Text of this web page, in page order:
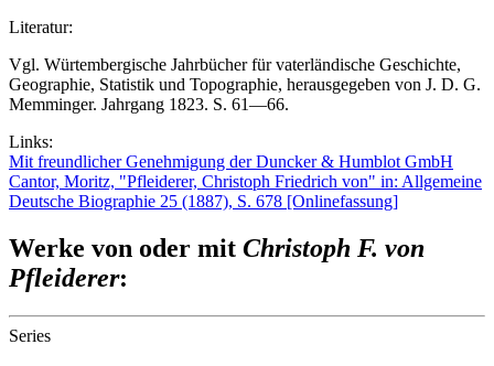
Literatur:
Vgl. Würtembergische Jahrbücher für vaterländische Geschichte,
Geographie, Statistik und Topographie, herausgegeben von J. D. G.
Memminger. Jahrgang 1823. S. 61—66.
Links:
Mit freundlicher Genehmigung der Duncker & Humblot GmbH
Cantor, Moritz, "Pfleiderer, Christoph Friedrich von" in: Allgemeine
Deutsche Biographie 25 (1887), S. 678 [Onlinefassung]
Werke von oder mit Christoph F. von
Pfleiderer:
Series